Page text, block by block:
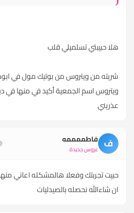
هلا حبيبتي تسلميلي قلب
شريته من ويتروس من بوتيك مول في
ويتروس اسم الجمعية أكيد في منها
عذريني
ف فاطممممه
عروس جديدة
حبيت تجربتك وفعلا هالمشكله اعاني
ان شاءالله نحصله بالصيدليات